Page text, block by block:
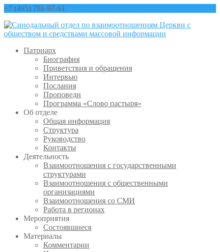
+7 (495) 781-97-61
Патриарх
Биография
Приветствия и обращения
Интервью
Послания
Проповеди
Программа «Слово пастыря»
Об отделе
Общая информация
Структура
Руководство
Контакты
Деятельность
Взаимоотношения с государственными
структурами
Взаимоотношения с общественными
организациями
Взаимоотношения со СМИ
Работа в регионах
Мероприятия
Состоявшиеся
Материалы
Комментарии